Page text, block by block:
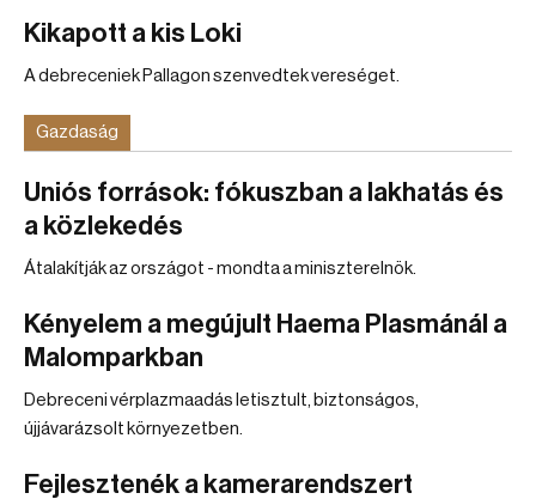
Kikapott a kis Loki
A debreceniek Pallagon szenvedtek vereséget.
Gazdaság
Uniós források: fókuszban a lakhatás és
a közlekedés
Átalakítják az országot - mondta a miniszterelnök.
Kényelem a megújult Haema Plasmánál a
Malomparkban
Debreceni vérplazmaadás letisztult, biztonságos,
újjávarázsolt környezetben.
Fejlesztenék a kamerarendszert